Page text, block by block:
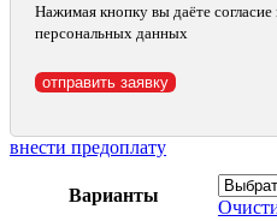
Нажимая кнопку вы даёте
персональных данных
внести предоплату
Варианты